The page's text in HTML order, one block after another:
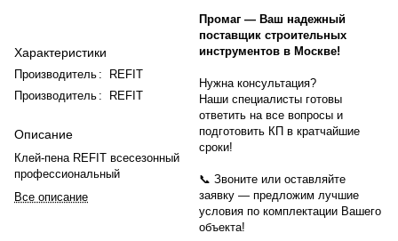
Характеристики
Производитель :
REFIT
Производитель : REFIT
Описание
Клей-пена REFIT всесезонный
профессиональный
Все описание
Промаг — Ваш надежный
поставщик строительных
инструментов в Москве!
Нужна консультация?
Наши специалисты готовы
ответить на все вопросы и
подготовить КП в кратчайшие
сроки!
📞 Звоните или оставляйте
заявку — предложим лучшие
условия по комплектации Вашего
объекта!